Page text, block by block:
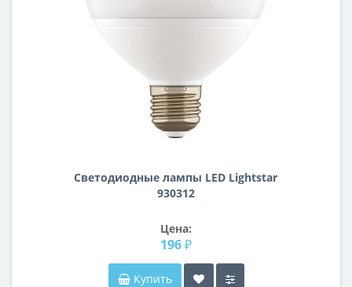
Светодиодные лампы LED Lightstar
930312
Цена:
196 ₽
Купить